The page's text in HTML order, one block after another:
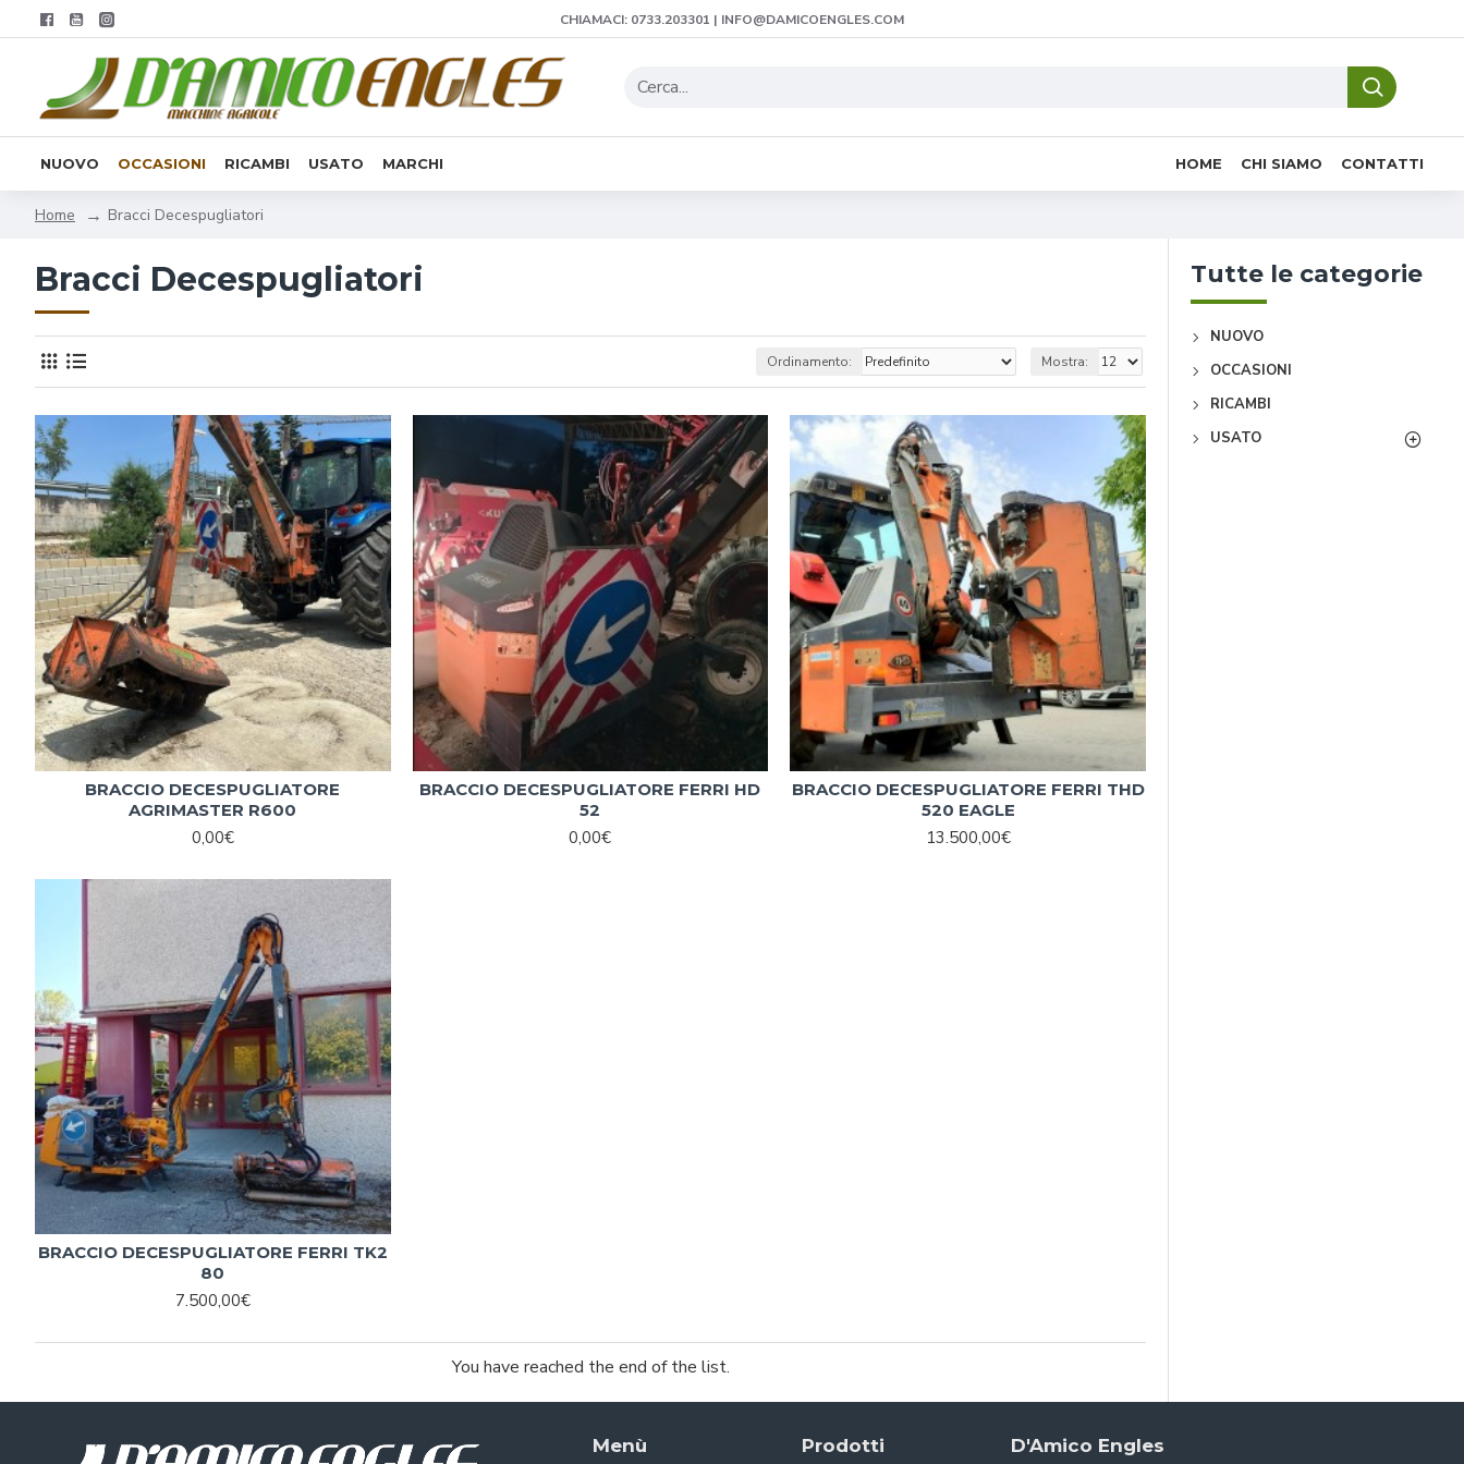
CHIAMACI: 0733.203301 | INFO@DAMICOENGLES.COM
NUOVO OCCASIONI RICAMBI USATO MARCHI HOME CHI SIAMO CONTATTI
Home Bracci Decespugliatori
Bracci Decespugliatori
Ordinamento: Mostra:
BRACCIO DECESPUGLIATORE
AGRIMASTER R600
0,00€
BRACCIO DECESPUGLIATORE FERRI HD
52
0,00€
BRACCIO DECESPUGLIATORE FERRI THD
520 EAGLE
13.500,00€
BRACCIO DECESPUGLIATORE FERRI TK2
80
7.500,00€
You have reached the end of the list.
Tutte le categorie
NUOVO
OCCASIONI
RICAMBI
USATO
Menù Prodotti D'Amico Engles